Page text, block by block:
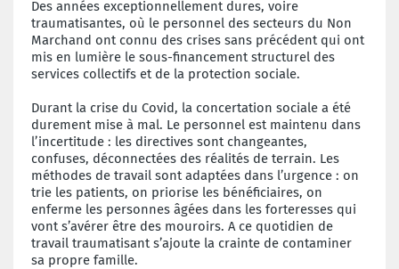
Des années exceptionnellement dures, voire
traumatisantes, où le personnel des secteurs du Non
Marchand ont connu des crises sans précédent qui ont
mis en lumière le sous-financement structurel des
services collectifs et de la protection sociale.
Durant la crise du Covid, la concertation sociale a été
durement mise à mal. Le personnel est maintenu dans
l’incertitude : les directives sont changeantes,
confuses, déconnectées des réalités de terrain. Les
méthodes de travail sont adaptées dans l’urgence : on
trie les patients, on priorise les bénéficiaires, on
enferme les personnes âgées dans les forteresses qui
vont s’avérer être des mouroirs. A ce quotidien de
travail traumatisant s’ajoute la crainte de contaminer
sa propre famille.